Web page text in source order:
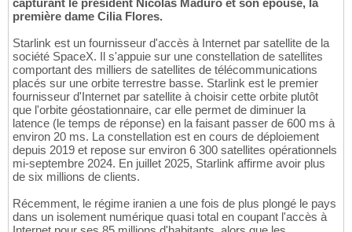
capturant le président Nicolas Maduro et son épouse, la
première dame Cilia Flores.
Starlink est un fournisseur d'accès à Internet par satellite de la
société SpaceX. Il s'appuie sur une constellation de satellites
comportant des milliers de satellites de télécommunications
placés sur une orbite terrestre basse. Starlink est le premier
fournisseur d'Internet par satellite à choisir cette orbite plutôt
que l'orbite géostationnaire, car elle permet de diminuer la
latence (le temps de réponse) en la faisant passer de 600 ms à
environ 20 ms. La constellation est en cours de déploiement
depuis 2019 et repose sur environ 6 300 satellites opérationnels
mi-septembre 2024. En juillet 2025, Starlink affirme avoir plus
de six millions de clients.
Récemment, le régime iranien a une fois de plus plongé le pays
dans un isolement numérique quasi total en coupant l'accès à